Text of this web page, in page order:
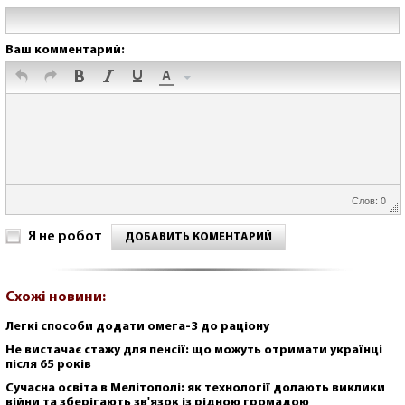
Ваш комментарий:
Слов: 0
Я не робот ДОБАВИТЬ КОМЕНТАРИЙ
Схожі новини:
Легкі способи додати омега-3 до раціону
Не вистачає стажу для пенсії: що можуть отримати українці
після 65 років
Сучасна освіта в Мелітополі: як технології долають виклики